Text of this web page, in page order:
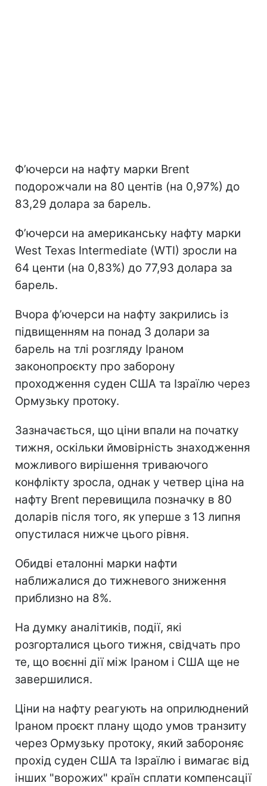
Ф’ючерси на нафту марки Brent
подорожчали на 80 центів (на 0,97%) до
83,29 долара за барель.
Ф’ючерси на американську нафту марки
West Texas Intermediate (WTI) зросли на
64 центи (на 0,83%) до 77,93 долара за
барель.
Вчора ф’ючерси на нафту закрились із
підвищенням на понад 3 долари за
барель на тлі розгляду Іраном
законопроєкту про заборону
проходження суден США та Ізраїлю через
Ормузьку протоку.
Зазначається, що ціни впали на початку
тижня, оскільки ймовірність знаходження
можливого вирішення триваючого
конфлікту зросла, однак у четвер ціна на
нафту Brent перевищила позначку в 80
доларів після того, як уперше з 13 липня
опустилася нижче цього рівня.
Обидві еталонні марки нафти
наближалися до тижневого зниження
приблизно на 8%.
На думку аналітиків, події, які
розгорталися цього тижня, свідчать про
те, що воєнні дії між Іраном і США ще не
завершилися.
Ціни на нафту реагують на оприлюднений
Іраном проєкт плану щодо умов транзиту
через Ормузьку протоку, який забороняє
прохід суден США та Ізраїлю і вимагає від
інших "ворожих" країн сплати компенсації